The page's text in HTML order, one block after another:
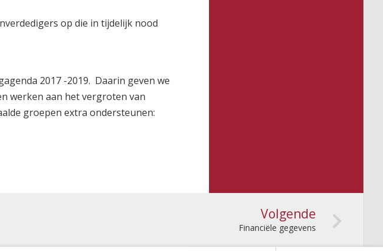
op die in tijdelijk nood
2017 -2019. Daarin geven we
werken aan het vergroten van
groepen extra ondersteunen:
Volgende
Financiële gegevens